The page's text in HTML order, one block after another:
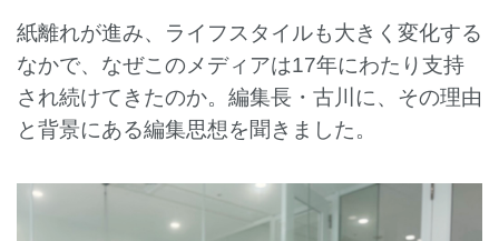
紙離れが進み、ライフスタイルも大きく変化する
なかで、なぜこのメディアは17年にわたり支持
され続けてきたのか。編集長・古川に、その理由
と背景にある編集思想を聞きました。